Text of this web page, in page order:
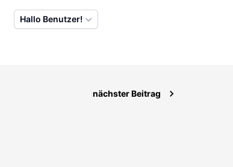
Hallo Benutzer!
nächster Beitrag